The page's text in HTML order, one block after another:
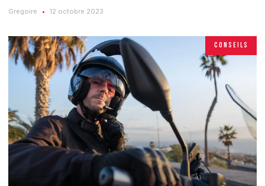
Gregoire 12 octobre 2023
CONSEILS